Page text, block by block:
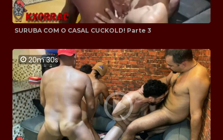
SURUBA COM O CASAL CUCKOLD! Parte 3
20m 30s